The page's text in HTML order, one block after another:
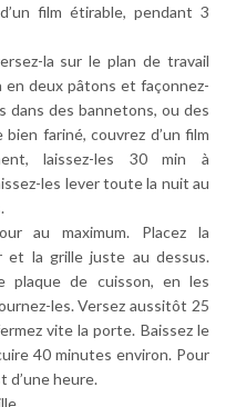
film étirable, pendant 3
la sur le plan de travail
en deux pâtons et façonnez-
dans des bannetons, ou des
fariné, couvrez d’un film
laissez-les 30 min à
les lever toute la nuit au
au maximum. Placez la
la grille juste au dessus.
plaque de cuisson, en les
les. Versez aussitôt 25
vite la porte. Baissez le
40 minutes environ. Pour
d’une heure.